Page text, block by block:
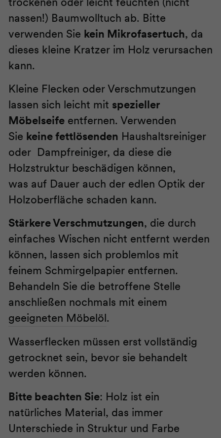
nassen!) Baumwolltuch ab. Bitte
verwenden Sie kein Mikrofasertuch, da
dieses kleine Kratzer im Holz verursachen
kann.
Kleine Flecken oder Verschmutzungen
lassen sich leicht mit spezieller
Möbelseife entfernen. Verwenden
Sie keine fettlösenden Haushaltsreiniger
oder Dampfreiniger, da diese die
Holzstruktur beschädigen können,
was auf Dauer auch der edlen Optik der
Holzoberfläche schaden kann.
Stärkere Verschmutzungen, die durch
einfaches Wischen nicht entfernt werden
können, lassen sich problemlos mit
feinem Schmirgelpapier entfernen.
Behandeln Sie die betroffene Stelle
anschließen nochmals mit einem
geeigneten Möbelöl.
Wasserflecken müssen erst vollständig
getrocknet sein, bevor sie behandelt
werden können.
Bitte beachten Sie: Holz ist ein
natürliches Material, das immer
Unterschiede in Struktur und Farbe